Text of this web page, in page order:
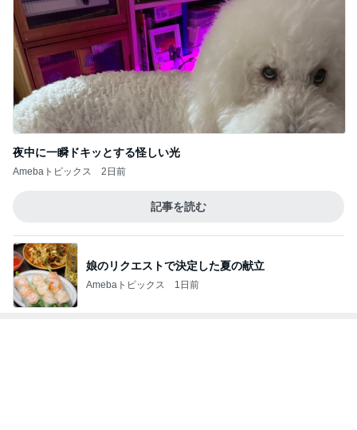
夜中に一瞬ドキッとする怪しい光
Amebaトピックス 2日前
記事を読む
娘のリクエストで決定した夏の献立
Amebaトピックス 1日前